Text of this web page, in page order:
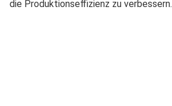
die Produktionseffizienz zu verbessern.